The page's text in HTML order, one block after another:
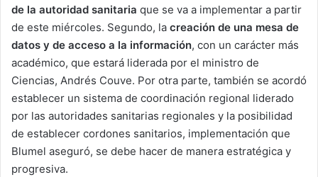
de la autoridad sanitaria que se va a implementar a partir
de este miércoles. Segundo, la creación de una mesa de
datos y de acceso a la información, con un carácter más
académico, que estará liderada por el ministro de
Ciencias, Andrés Couve. Por otra parte, también se acordó
establecer un sistema de coordinación regional liderado
por las autoridades sanitarias regionales y la posibilidad
de establecer cordones sanitarios, implementación que
Blumel aseguró, se debe hacer de manera estratégica y
progresiva.